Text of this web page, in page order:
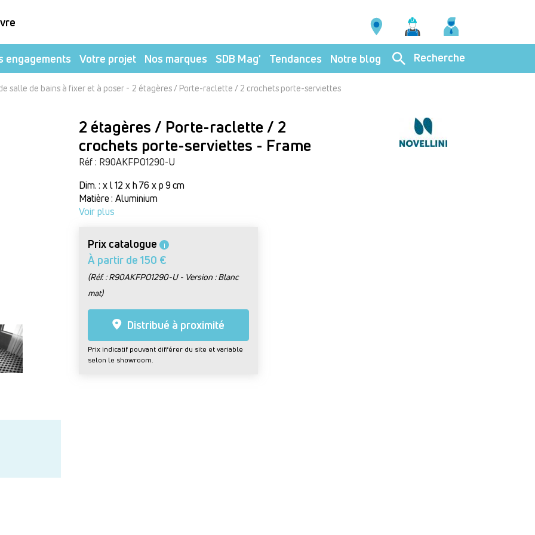
engagements Votre projet Nos marques SDB Mag' Tendances Notre blog Recherche
salle de bains à fixer et à poser - 2 étagères / Porte-raclette / 2 crochets porte-serviettes
2 étagères / Porte-raclette / 2
crochets porte-serviettes - Frame
Réf : R90AKFPO1290-U
Dim. : x l 12 x h 76 x p 9 cm
Matière : Aluminium
Voir plus
Prix catalogue i
À partir de 150 €
(Réf. : R90AKFPO1290-U - Version : Blanc
mat)
Distribué à proximité
Prix indicatif pouvant différer du site et variable
selon le showroom.